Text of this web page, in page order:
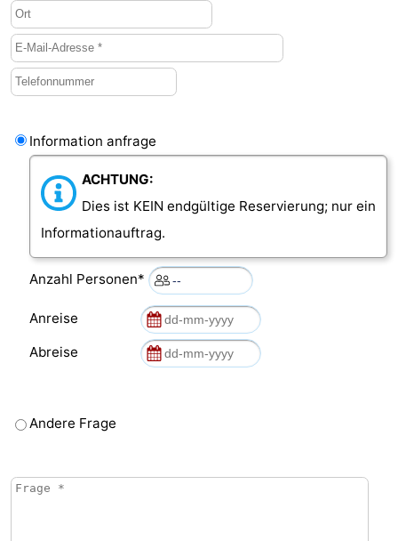
Vlaanderen
-
Nieuwvliet
-
Cadzand
-
Natur
Wetter
Kontakt
Information anfrage
ACHTUNG:
Dies ist KEIN endgültige Reservierung; nur ein
Informationauftrag.
Anzahl Personen*
Anreise
Abreise
Andere Frage